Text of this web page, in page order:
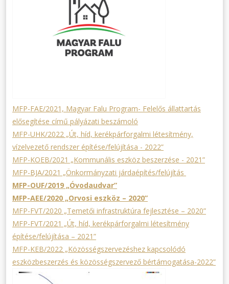
MFP-FAE/2021, Magyar Falu Program- Felelős állattartás
elősegítése című pályázati beszámoló
MFP-UHK/2022 „Út, híd, kerékpárforgalmi létesítmény,
vízelvezető rendszer építése/felújítása - 2022”
MFP-KOEB/2021 „Kommunális eszköz beszerzése - 2021”
MFP-BJA/2021 „Önkormányzati járdaépítés/felújítás
MFP-OUF/2019 „Óvodaudvar”
MFP-AEE/2020 „Orvosi eszköz – 2020”
MFP-FVT/2020 „Temetői infrastruktúra fejlesztése – 2020”
MFP-FVT/2021 „Út, híd, kerékpárforgalmi létesítmény
építése/felújítása – 2021”
MFP-KEB/2022 „Közösségszervezéshez kapcsolódó
eszközbeszerzés és közösségszervező bértámogatása-2022”